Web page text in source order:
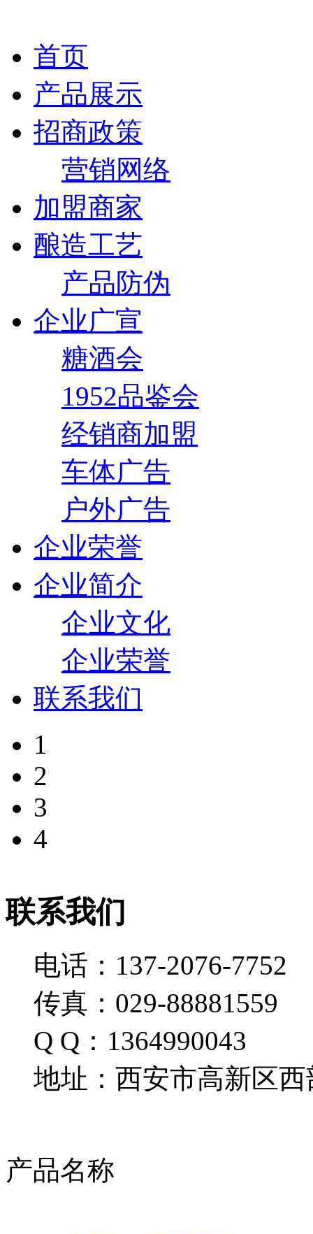
首页
产品展示
招商政策
营销网络
加盟商家
酿造工艺
产品防伪
企业广宣
糖酒会
1952品鉴会
经销商加盟
车体广告
户外广告
企业荣誉
企业简介
企业文化
企业荣誉
联系我们
1
2
3
4
联系我们
电话：137-2076-7752
传真：029-88881559
Q Q：1364990043
地址：西安市高新区西
产品名称